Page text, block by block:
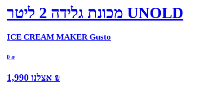
מכונת גלידה 2 ליטר UNOLD
ICE CREAM MAKER Gusto
0 ₪
אצלנו 1,990 ₪